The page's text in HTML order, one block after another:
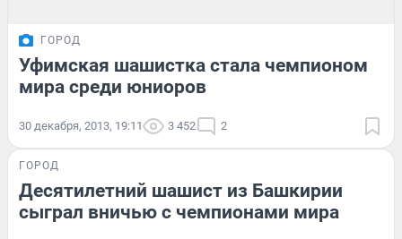
ГОРОД
Уфимская шашистка стала чемпионом
мира среди юниоров
30 декабря, 2013, 19:11 3 452 2
ГОРОД
Десятилетний шашист из Башкирии
сыграл вничью с чемпионами мира